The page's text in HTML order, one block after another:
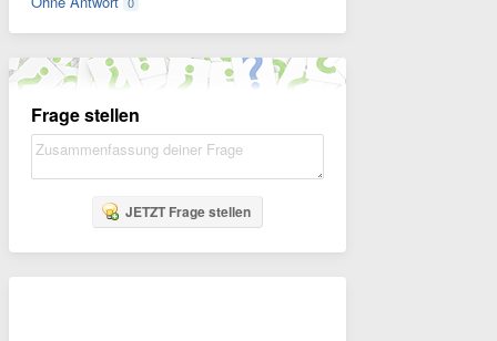
Frage stellen
JETZT Frage stellen